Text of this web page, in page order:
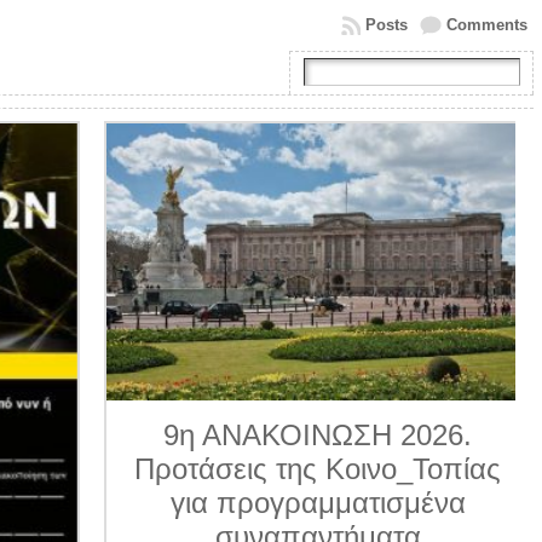
Comments
Posts
9η ΑΝΑΚΟΙΝΩΣΗ 2026.
Προτάσεις της Κοινο_Τοπίας
για προγραμματισμένα